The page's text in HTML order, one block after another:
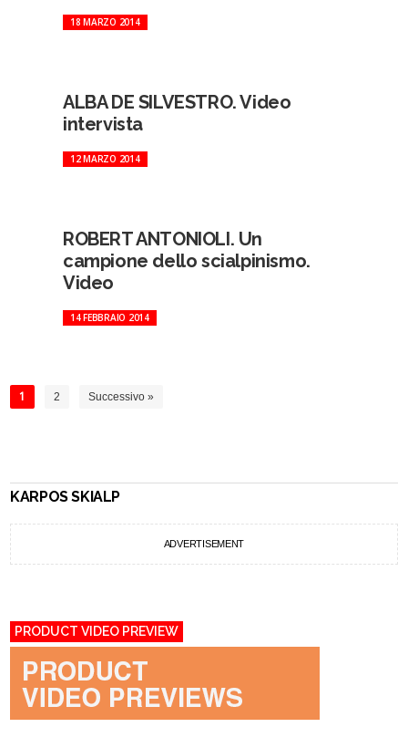
18 MARZO 2014
ALBA DE SILVESTRO. Video
intervista
12 MARZO 2014
ROBERT ANTONIOLI. Un
campione dello scialpinismo.
Video
14 FEBBRAIO 2014
1 2 Successivo »
KARPOS SKIALP
ADVERTISEMENT
PRODUCT VIDEO PREVIEW